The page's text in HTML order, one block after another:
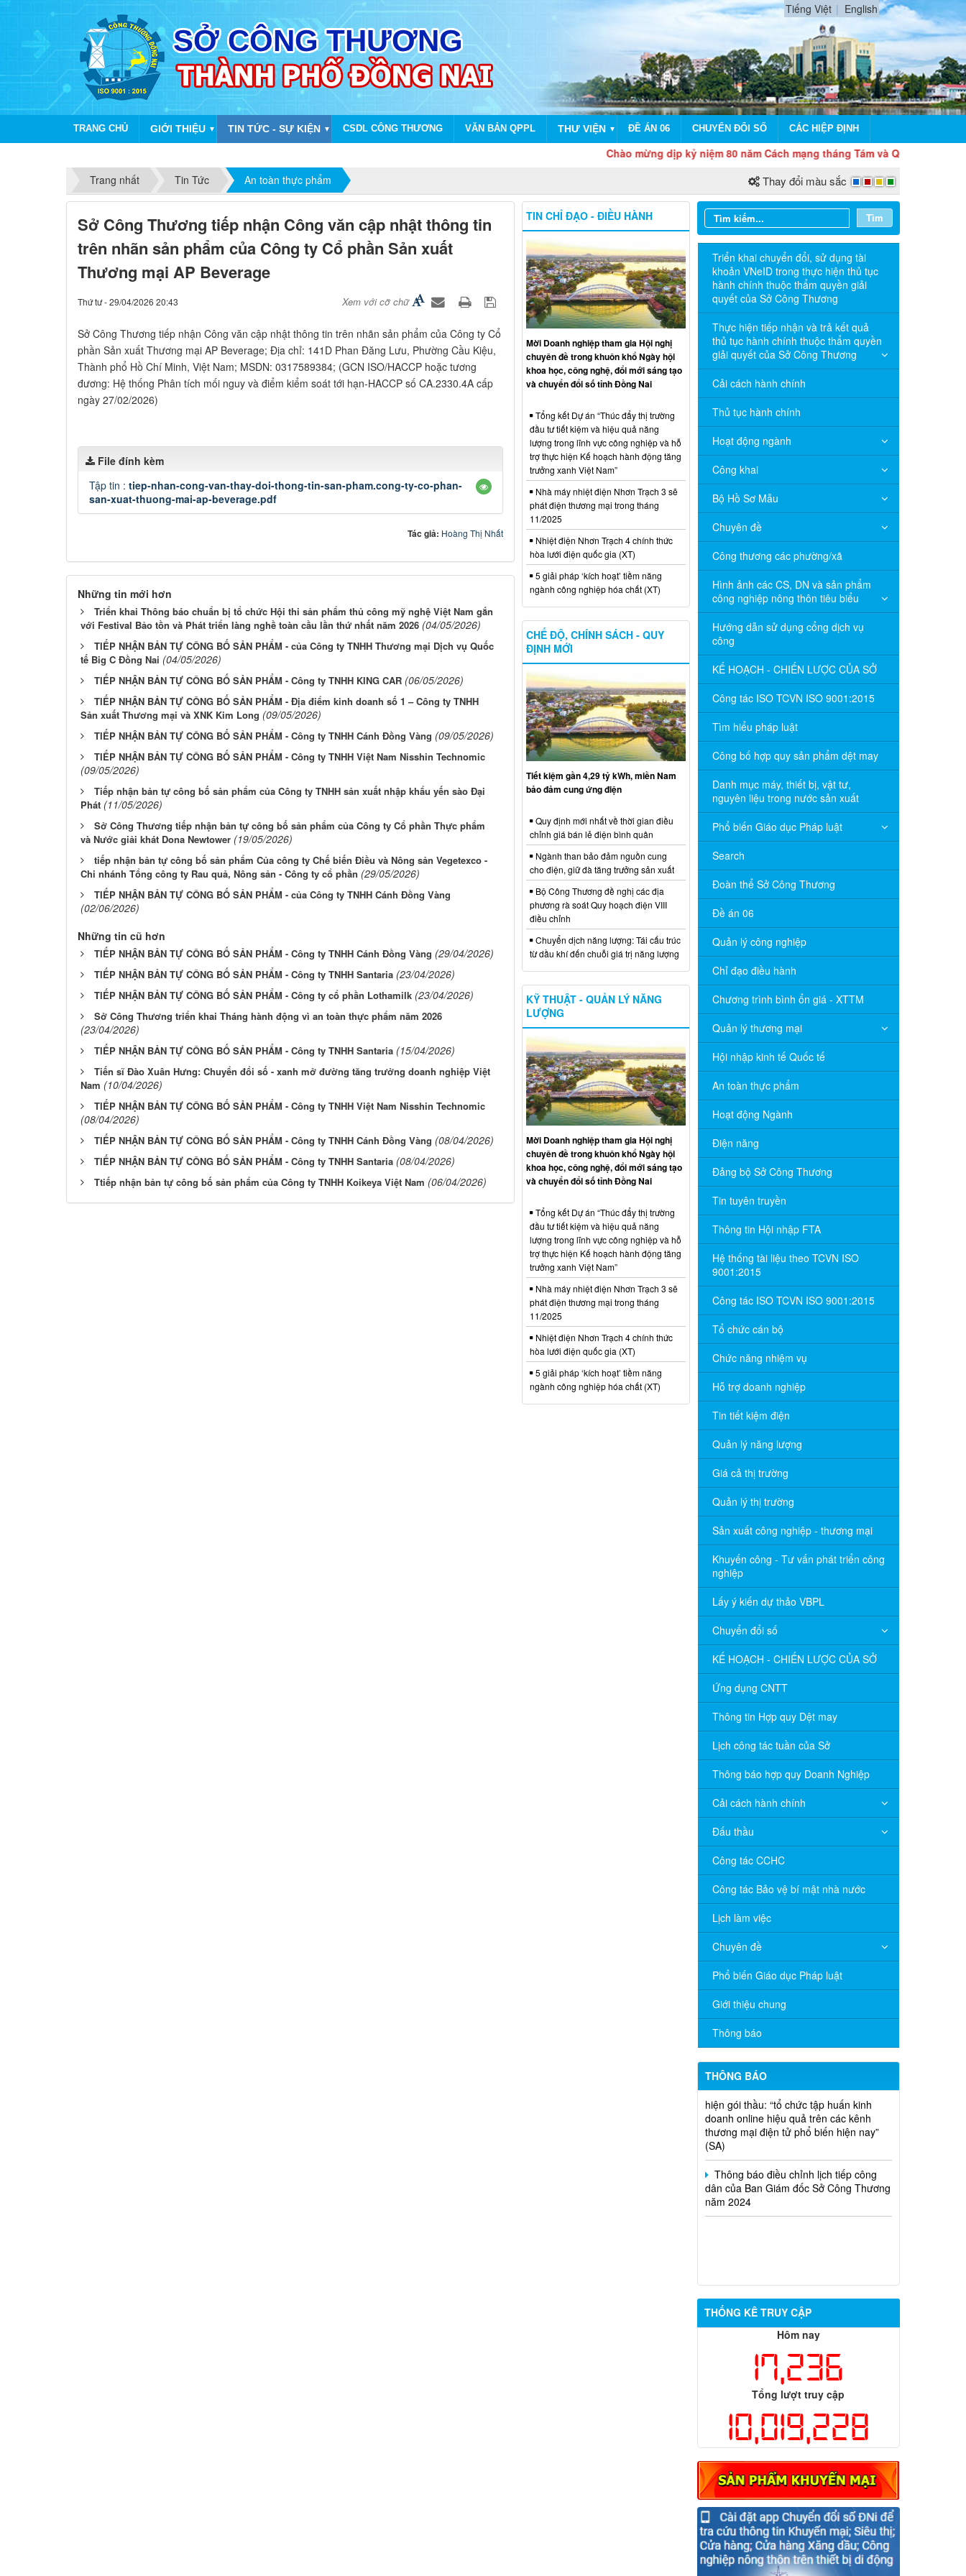
Tiếng Việt English
TRANG CHỦ GIỚI THIỆU ▼ TIN TỨC - SỰ KIỆN ▼ CSDL CÔNG THƯƠNG VĂN BẢN QPPL THƯ VIỆN ▼ ĐỀ ÁN 06 CHUYỂN ĐỔI SỐ CÁC HIỆP ĐỊNH
Chào mừng dịp kỷ niệm 80 năm Cách mạng tháng Tám và Quốc khánh 2/9
Trang nhất
Tin Tức An toàn thực phẩm Thay đổi màu sắc
Sở Công Thương tiếp nhận Công văn cập nhật thông tin
trên nhãn sản phẩm của Công ty Cổ phần Sản xuất
Thương mại AP Beverage
Thứ tư - 29/04/2026 20:43 Xem với cỡ chữ
Sở Công Thương tiếp nhận Công văn cập nhật thông tin trên nhãn sản phẩm của Công ty Cổ
phần Sản xuất Thương mại AP Beverage; Địa chỉ: 141D Phan Đăng Lưu, Phường Cầu Kiệu,
Thành phổ Hồ Chí Minh, Việt Nam; MSDN: 0317589384; (GCN ISO/HACCP hoặc tương
đương: Hệ thống Phân tích mối nguy và điểm kiểm soát tới hạn-HACCP số CA.2330.4A cấp
ngày 27/02/2026)
File đính kèm
Tập tin : tiep-nhan-cong-van-thay-doi-thong-tin-san-pham.cong-ty-co-phan-
san-xuat-thuong-mai-ap-beverage.pdf
Tác giả: Hoàng Thị Nhất
Những tin mới hơn
Triển khai Thông báo chuẩn bị tổ chức Hội thi sản phẩm thủ công mỹ nghệ Việt Nam gắn
với Festival Bảo tồn và Phát triển làng nghề toàn cầu lần thứ nhất năm 2026 (04/05/2026)
TIẾP NHẬN BẢN TỰ CÔNG BỐ SẢN PHẨM - của Công ty TNHH Thương mại Dịch vụ Quốc
tế Big C Đồng Nai (04/05/2026)
TIẾP NHẬN BẢN TỰ CÔNG BỐ SẢN PHẨM - Công ty TNHH KING CAR (06/05/2026)
TIẾP NHẬN BẢN TỰ CÔNG BỐ SẢN PHẨM - Địa điểm kinh doanh số 1 – Công ty TNHH
Sản xuất Thương mại và XNK Kim Long (09/05/2026)
TIẾP NHẬN BẢN TỰ CÔNG BỐ SẢN PHẨM - Công ty TNHH Cánh Đồng Vàng (09/05/2026)
TIẾP NHẬN BẢN TỰ CÔNG BỐ SẢN PHẨM - Công ty TNHH Việt Nam Nisshin Technomic
(09/05/2026)
Tiếp nhận bản tự công bố sản phẩm của Công ty TNHH sản xuất nhập khẩu yến sào Đại
Phát (11/05/2026)
Sở Công Thương tiếp nhận bản tự công bố sản phẩm của Công ty Cổ phần Thực phẩm
và Nước giải khát Dona Newtower (19/05/2026)
tiếp nhận bản tự công bố sản phẩm Của công ty Chế biến Điều và Nông sản Vegetexco -
Chi nhánh Tổng công ty Rau quả, Nông sản - Công ty cổ phần (29/05/2026)
TIẾP NHẬN BẢN TỰ CÔNG BỐ SẢN PHẨM - của Công ty TNHH Cánh Đồng Vàng
(02/06/2026)
Những tin cũ hơn
TIẾP NHẬN BẢN TỰ CÔNG BỐ SẢN PHẨM - Công ty TNHH Cánh Đồng Vàng (29/04/2026)
TIẾP NHẬN BẢN TỰ CÔNG BỐ SẢN PHẨM - Công ty TNHH Santaria (23/04/2026)
TIẾP NHẬN BẢN TỰ CÔNG BỐ SẢN PHẨM - Công ty cổ phần Lothamilk (23/04/2026)
Sở Công Thương triển khai Tháng hành động vì an toàn thực phẩm năm 2026
(23/04/2026)
TIẾP NHẬN BẢN TỰ CÔNG BỐ SẢN PHẨM - Công ty TNHH Santaria (15/04/2026)
Tiến sĩ Đào Xuân Hưng: Chuyển đổi số - xanh mở đường tăng trưởng doanh nghiệp Việt
Nam (10/04/2026)
TIẾP NHẬN BẢN TỰ CÔNG BỐ SẢN PHẨM - Công ty TNHH Việt Nam Nisshin Technomic
(08/04/2026)
TIẾP NHẬN BẢN TỰ CÔNG BỐ SẢN PHẨM - Công ty TNHH Cánh Đồng Vàng (08/04/2026)
TIẾP NHẬN BẢN TỰ CÔNG BỐ SẢN PHẨM - Công ty TNHH Santaria (08/04/2026)
Ttiếp nhận bản tự công bố sản phẩm của Công ty TNHH Koikeya Việt Nam (06/04/2026)
Tìm
Triển khai chuyển đổi, sử dụng tài
khoản VNeID trong thực hiện thủ tục
hành chính thuộc thẩm quyền giải
quyết của Sở Công Thương
Thực hiện tiếp nhận và trả kết quả
thủ tục hành chính thuộc thẩm quyền
giải quyết của Sở Công Thương
Cải cách hành chính
Thủ tục hành chính
Hoạt động ngành
Công khai
Bộ Hồ Sơ Mẫu
Chuyên đề
Công thương các phường/xã
Hình ảnh các CS, DN và sản phẩm
công nghiệp nông thôn tiêu biểu
Hướng dẫn sử dụng cổng dịch vụ
công
KẾ HOẠCH - CHIẾN LƯỢC CỦA SỞ
Công tác ISO TCVN ISO 9001:2015
Tìm hiểu pháp luật
Công bố hợp quy sản phẩm dệt may
Danh mục máy, thiết bị, vật tư,
nguyên liệu trong nước sản xuất
Phổ biến Giáo dục Pháp luật
Search
Đoàn thể Sở Công Thương
Đề án 06
Quản lý công nghiệp
Chỉ đạo điều hành
Chương trình bình ổn giá - XTTM
Quản lý thương mại
Hội nhập kinh tế Quốc tế
An toàn thực phẩm
Hoạt động Ngành
Điện năng
Đảng bộ Sở Công Thương
Tin tuyên truyền
Thông tin Hội nhập FTA
Hệ thống tài liệu theo TCVN ISO
9001:2015
Công tác ISO TCVN ISO 9001:2015
Tổ chức cán bộ
Chức năng nhiệm vụ
Hỗ trợ doanh nghiệp
Tin tiết kiệm điện
Quản lý năng lượng
Giá cả thị trường
Quản lý thị trường
Sản xuất công nghiệp - thương mại
Khuyến công - Tư vấn phát triển công
nghiệp
Lấy ý kiến dự thảo VBPL
Chuyển đổi số
KẾ HOẠCH - CHIẾN LƯỢC CỦA SỞ
Ứng dụng CNTT
Thông tin Hợp quy Dệt may
Lịch công tác tuần của Sở
Thông báo hợp quy Doanh Nghiệp
Cải cách hành chính
Đấu thầu
Công tác CCHC
Công tác Bảo vệ bí mật nhà nước
Lịch làm việc
Chuyên đề
Phổ biến Giáo dục Pháp luật
Giới thiệu chung
Thông báo
THÔNG BÁO
V/v đề nghị báo cáo hệ thống phân
phối, nhãn hiệu hàng hóa và hoạt động
mua bán khí trên địa bàn tỉnh năm 2025
(nhắc lần 2).
Thông báo bán thanh lý tài sản công
theo hình thức chỉ định
Thông báo lựa chọn nhà thầu thực
doanh online hiệu quả trên các kênh
thương mại điện tử phổ biến hiện nay”
(SA)
Thông báo điều chỉnh lịch tiếp công
dân của Ban Giám đốc Sở Công Thương
năm 2024
THỐNG KÊ TRUY CẬP
Hôm nay
17,236
Tổng lượt truy cập
10,019,228
TIN CHỈ ĐẠO - ĐIỀU HÀNH
Mời Doanh nghiệp tham gia Hội nghị
chuyên đề trong khuôn khổ Ngày hội
khoa học, công nghệ, đổi mới sáng tạo
và chuyển đổi số tỉnh Đồng Nai
Tổng kết Dự án “Thúc đẩy thị trường
đầu tư tiết kiệm và hiệu quả năng
lượng trong lĩnh vực công nghiệp và hỗ
trợ thực hiện Kế hoạch hành động tăng
trưởng xanh Việt Nam”
Nhà máy nhiệt điện Nhơn Trạch 3 sẽ
phát điện thương mại trong tháng
11/2025
Nhiệt điện Nhơn Trạch 4 chính thức
hòa lưới điện quốc gia (XT)
5 giải pháp ‘kích hoạt’ tiềm năng
ngành công nghiệp hóa chất (XT)
CHẾ ĐỘ, CHÍNH SÁCH - QUY
ĐỊNH MỚI
Tiết kiệm gần 4,29 tỷ kWh, miền Nam
bảo đảm cung ứng điện
Quy định mới nhất về thời gian điều
chỉnh giá bán lẻ điện bình quân
Ngành than bảo đảm nguồn cung
cho điện, giữ đà tăng trưởng sản xuất
Bộ Công Thương đề nghị các địa
phương rà soát Quy hoạch điện VIII
điều chỉnh
Chuyển dịch năng lượng: Tái cấu trúc
từ dầu khí đến chuỗi giá trị năng lượng
KỸ THUẬT - QUẢN LÝ NĂNG
LƯỢNG
Mời Doanh nghiệp tham gia Hội nghị
chuyên đề trong khuôn khổ Ngày hội
khoa học, công nghệ, đổi mới sáng tạo
và chuyển đổi số tỉnh Đồng Nai
Tổng kết Dự án “Thúc đẩy thị trường
đầu tư tiết kiệm và hiệu quả năng
lượng trong lĩnh vực công nghiệp và hỗ
trợ thực hiện Kế hoạch hành động tăng
trưởng xanh Việt Nam”
Nhà máy nhiệt điện Nhơn Trạch 3 sẽ
phát điện thương mại trong tháng
11/2025
Nhiệt điện Nhơn Trạch 4 chính thức
hòa lưới điện quốc gia (XT)
5 giải pháp ‘kích hoạt’ tiềm năng
ngành công nghiệp hóa chất (XT)